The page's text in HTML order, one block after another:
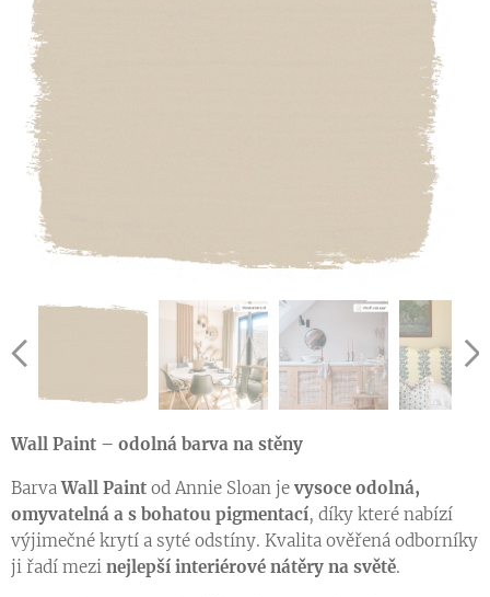
Wall Paint – odolná barva na stěny
BarvaWall Paint od Annie Sloan je vysoce odolná,
omyvatelná a s bohatou pigmentací, díky které nabízí
výjimečné krytí a syté odstíny. Kvalita ověřená odborníky
ji řadí mezi nejlepší interiérové nátěry na světě.